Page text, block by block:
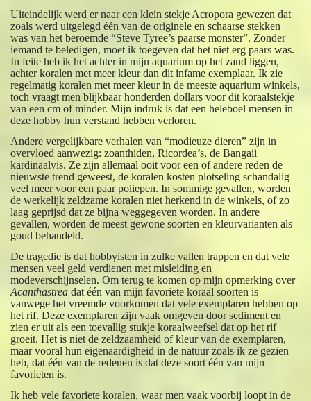
Uiteindelijk werd er naar een klein stekje Acropora gewezen dat
zoals werd uitgelegd één van de originele en schaarse stekken
was van het beroemde “Steve Tyree’s paarse monster”. Zonder
iemand te beledigen, moet ik toegeven dat het niet erg paars was.
In feite heb ik het achter in mijn aquarium op het zand liggen,
achter koralen met meer kleur dan dit infame exemplaar. Ik zie
regelmatig koralen met meer kleur in de meeste aquarium winkels,
toch vraagt men blijkbaar honderden dollars voor dit koraalstekje
van een cm of minder. Mijn indruk is dat een heleboel mensen in
deze hobby hun verstand hebben verloren.
Andere vergelijkbare verhalen van “modieuze dieren” zijn in
overvloed aanwezig: zoanthiden, Ricordea’s, de Bangaii
kardinaalvis. Ze zijn allemaal ooit voor een of andere reden de
nieuwste trend geweest, de koralen kosten plotseling schandalig
veel meer voor een paar poliepen. In sommige gevallen, worden
de werkelijk zeldzame koralen niet herkend in de winkels, of zo
laag geprijsd dat ze bijna weggegeven worden. In andere
gevallen, worden de meest gewone soorten en kleurvarianten als
goud behandeld.
De tragedie is dat hobbyisten in zulke vallen trappen en dat vele
mensen veel geld verdienen met misleiding en
modeverschijnselen. Om terug te komen op mijn opmerking over
Acanthastrea dat één van mijn favoriete koraal soorten is
vanwege het vreemde voorkomen dat vele exemplaren hebben op
het rif. Deze exemplaren zijn vaak omgeven door sediment en
zien er uit als een toevallig stukje koraalweefsel dat op het rif
groeit. Het is niet de zeldzaamheid of kleur van de exemplaren,
maar vooral hun eigenaardigheid in de natuur zoals ik ze gezien
heb, dat één van de redenen is dat deze soort één van mijn
favorieten is.
Ik heb vele favoriete koralen, waar men vaak voorbij loopt in de